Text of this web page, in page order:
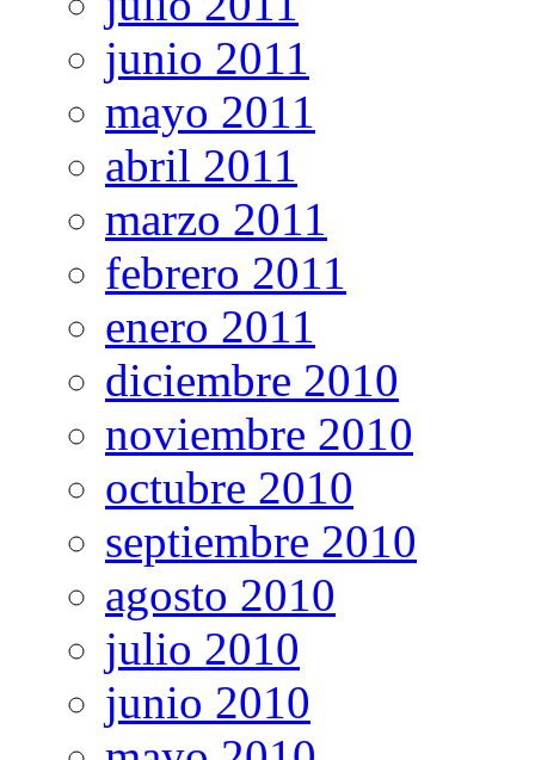
junio 2011
mayo 2011
abril 2011
marzo 2011
febrero 2011
enero 2011
diciembre 2010
noviembre 2010
octubre 2010
septiembre 2010
agosto 2010
julio 2010
junio 2010